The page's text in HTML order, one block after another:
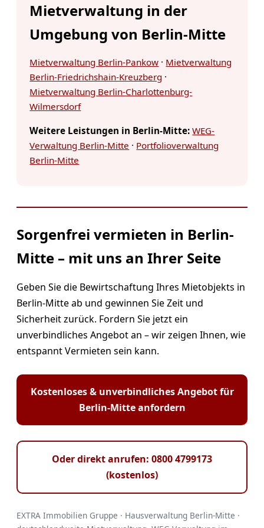
Mietverwaltung in der
Umgebung von Berlin-Mitte
Mietverwaltung Berlin-Pankow · Mietverwaltung
Berlin-Friedrichshain-Kreuzberg ·
Mietverwaltung Berlin-Charlottenburg-
Wilmersdorf
Weitere Leistungen in Berlin-Mitte: WEG-
Verwaltung Berlin-Mitte · Portfolioverwaltung
Berlin-Mitte
Sorgenfrei vermieten in Berlin-
Mitte – mit uns an Ihrer Seite
Geben Sie die Bewirtschaftung Ihres Mietobjekts in
Berlin-Mitte ab und gewinnen Sie Zeit und
Sicherheit zurück. Fordern Sie jetzt ein
unverbindliches Angebot an – wir zeigen Ihnen, wie
entspannt Vermieten sein kann.
Kostenloses & unverbindliches Angebot für
Berlin-Mitte anfordern
Oder direkt anrufen: 0800 4799173
(kostenlos)
EXTRA Immobilien Gruppe · Hausverwaltung Berlin-Mitte ·